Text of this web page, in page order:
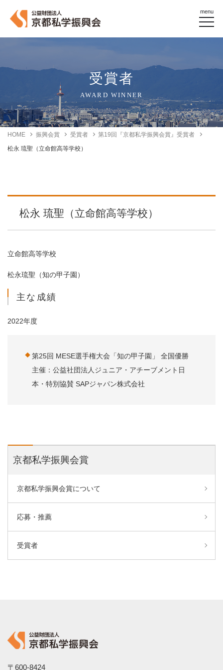
menu
受賞者
AWARD WINNER
HOME 振興会賞 受賞者
第19回『京都私学振興会賞』受賞者
松永 琉聖（立命館高等学校）
松永 琉聖（立命館高等学校）
立命館高等学校
松永琉聖（知の甲子園）
主な成績
2022年度
第25回 MESE選手権大会「知の甲子園」 全国優勝
主催：公益社団法人ジュニア・アチーブメント日
本・特別協賛 SAPジャパン株式会社
京都私学振興会賞
京都私学振興会賞について
応募・推薦
受賞者
〒600-8424